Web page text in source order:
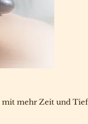
mit mehr Zeit und